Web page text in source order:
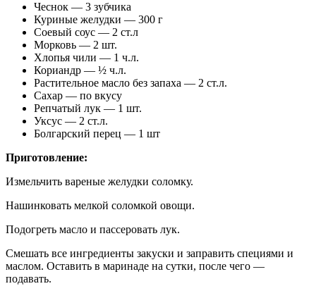
Чеснок — 3 зубчика
Куриные желудки — 300 г
Соевый соус — 2 ст.л
Морковь — 2 шт.
Хлопья чили — 1 ч.л.
Кориандр — ½ ч.л.
Растительное масло без запаха — 2 ст.л.
Сахар — по вкусу
Репчатый лук — 1 шт.
Уксус — 2 ст.л.
Болгарский перец — 1 шт
Приготовление:
Измельчить вареные желудки соломку.
Нашинковать мелкой соломкой овощи.
Подогреть масло и пассеровать лук.
Смешать все ингредиенты закуски и заправить специями и
маслом. Оставить в маринаде на сутки, после чего —
подавать.